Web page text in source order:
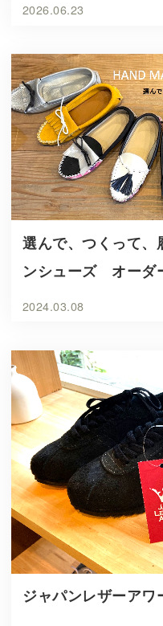
2026.06.23
選んで、つくって
ンシューズ オーダ
2024.03.08
ジャパンレザーア